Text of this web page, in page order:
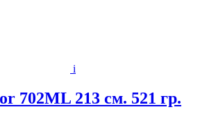
i
702ML 213 cм. 521 гр.